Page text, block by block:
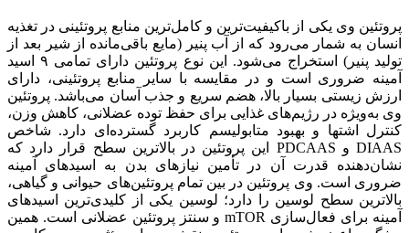
پروتئین وی یکی از باکیفیت‌ترین و کامل‌ترین منابع پروتئینی در تغذیه
انسان به شمار می‌رود که از آب پنیر (مایع باقی‌مانده از شیر بعد از
تولید پنیر) استخراج می‌شود. این نوع پروتئین دارای تمامی ۹ اسید
آمینه ضروری است و در مقایسه با سایر منابع پروتئینی، دارای
ارزش زیستی بسیار بالا، هضم سریع و جذب آسان می‌باشد. پروتئین
وی به‌ویژه در رژیم‌های غذایی برای حفظ توده عضلانی، کاهش وزن،
کنترل اشتها و بهبود متابولیسم کاربرد گسترده‌ای دارد. شاخص
DIAAS و PDCAAS این پروتئین در بالاترین سطح قرار دارد که
نشان‌دهنده قدرت آن در تأمین نیازهای بدن به اسیدهای آمینه
ضروری است. وی پروتئین در بین تمام پروتئین‌های حیوانی و گیاهی،
بالاترین سطح لوسین را دارد؛ لوسین یکی از کلیدی‌ترین اسیدهای
آمینه برای فعال‌سازی mTOR و سنتز پروتئین عضلانی است. همین